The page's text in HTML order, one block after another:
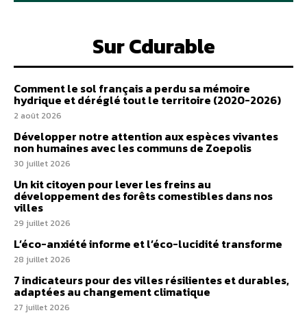
Sur Cdurable
Comment le sol français a perdu sa mémoire
hydrique et déréglé tout le territoire (2020-2026)
2 août 2026
Développer notre attention aux espèces vivantes
non humaines avec les communs de Zoepolis
30 juillet 2026
Un kit citoyen pour lever les freins au
développement des forêts comestibles dans nos
villes
29 juillet 2026
L’éco-anxiété informe et l’éco-lucidité transforme
28 juillet 2026
7 indicateurs pour des villes résilientes et durables,
adaptées au changement climatique
27 juillet 2026